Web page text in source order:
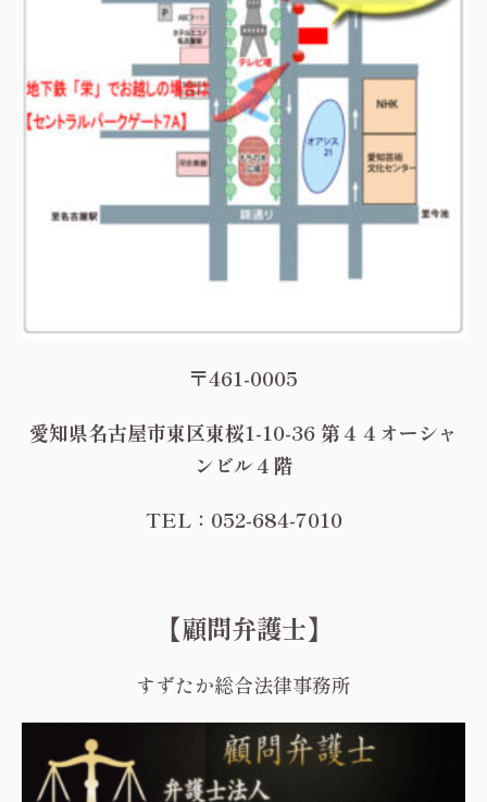
〒461-0005
愛知県名古屋市東区東桜1-10-36 第４４オーシャ
ンビル４階
TEL：052-684-7010
【顧問弁護士】
すずたか総合法律事務所